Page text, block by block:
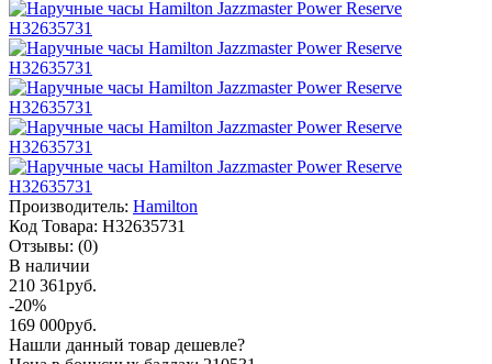
Производитель: Hamilton
Код Товара: H32635731
Отзывы: (0)
В наличии
210 361руб.
-20%
169 000руб.
Нашли данный товар дешевле?